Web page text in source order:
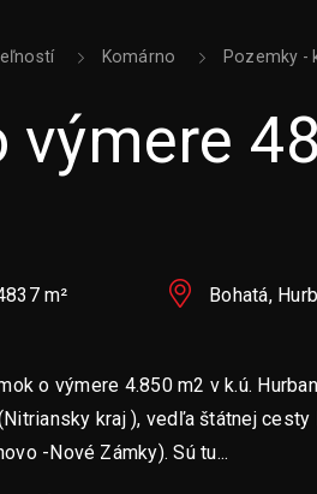
Komárno Pozemky -
výmere
m² Bohatá,
o výmere 4.850 m2 v k.ú.
kraj ), vedľa štátnej
-Nové Zámky). Sú tu...